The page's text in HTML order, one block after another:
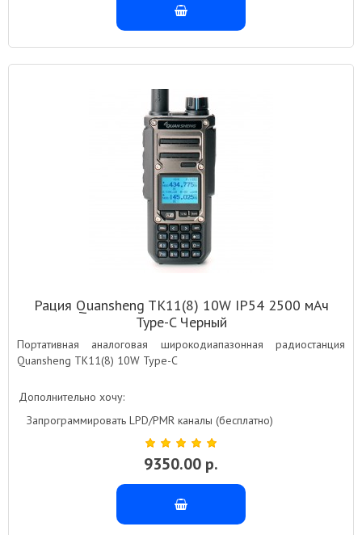
Рация Quansheng TK11(8) 10W IP54 2500 мАч
Type-C Черный
Портативная аналоговая широкодиапазонная радиостанция
Quansheng TK11(8) 10W Type-C
Дополнительно хочу:
Запрограммировать LPD/PMR каналы (бесплатно)
9350.00 р.